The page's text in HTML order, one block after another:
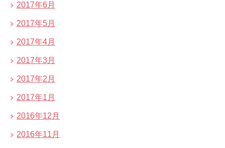
2017年6月
2017年5月
2017年4月
2017年3月
2017年2月
2017年1月
2016年12月
2016年11月